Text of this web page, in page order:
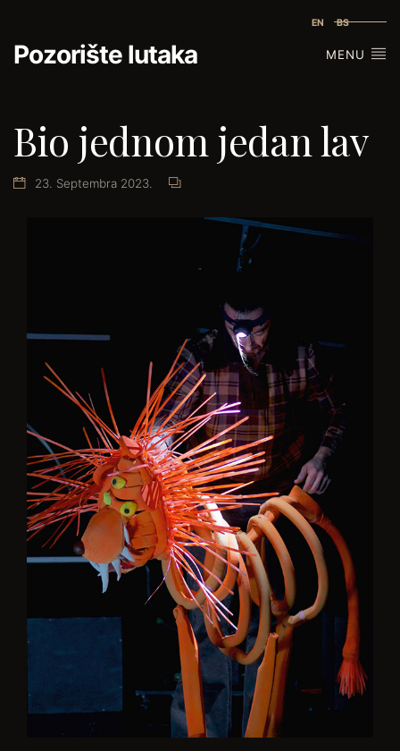
EN BS
Pozorište lutaka MENU
Bio jednom jedan lav
23. Septembra 2023.